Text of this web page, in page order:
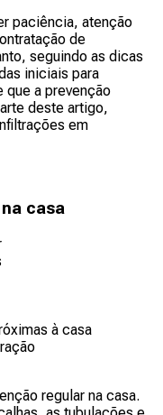
paciência, atenção
de
seguindo as dicas
iniciais para
que a prevenção
deste artigo,
em
casa
à casa
regular na casa.